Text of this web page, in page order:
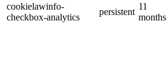
cookielawinfo-
checkbox-analytics
persistent
11
months